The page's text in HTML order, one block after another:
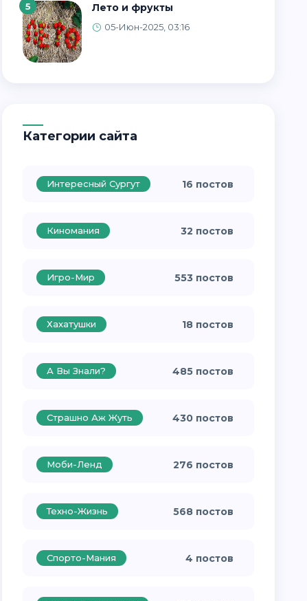
5 Лето и фрукты
05-Июн-2025, 03:16
Категории сайта
Интересный Сургут 16 постов
Киномания 32 постов
Игро-Мир 553 постов
Хахатушки 18 постов
А Вы Знали? 485 постов
Страшно Аж Жуть 430 постов
Моби-Ленд 276 постов
Техно-Жизнь 568 постов
Спорто-Мания 4 постов